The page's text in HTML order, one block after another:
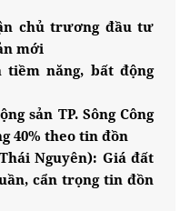
chủ trương đầu tư
mới
tiềm năng, bất động
sản TP. Sông Công
40% theo tin đồn
Nguyên): Giá đất
cẩn trọng tin đồn